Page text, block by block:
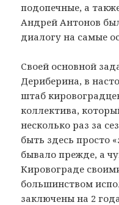
подопечные, а
Андрей Антонов
диалогу на самые
Своей основной
Дериберина, в
штаб
коллектива,
несколько раз за
быть здесь просто
бывало прежде, а
Кировограде
большинством
заключены на 2